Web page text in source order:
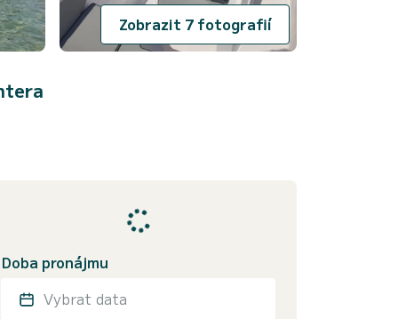
Zobrazit 7 fotografií
Doba pronájmu
Vybrat data